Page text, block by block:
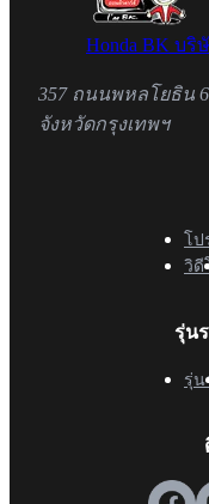
Honda BK บริ
357 ถนนพหลโยธิน
จังหวัดกรุงเทพฯ
โป
วิดี
รุ่น
รุ่น